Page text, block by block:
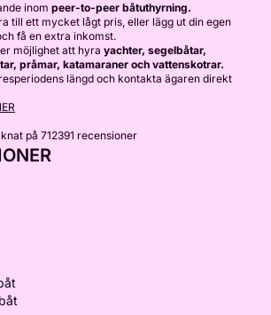
inom peer-to-peer båtuthyrning.
till ett mycket lågt pris, eller lägg ut din egen
få en extra inkomst.
möjlighet att hyra yachter, segelbåtar,
pråmar, katamaraner och vattenskotrar.
längd och kontakta ägaren direkt
på 712391 recensioner